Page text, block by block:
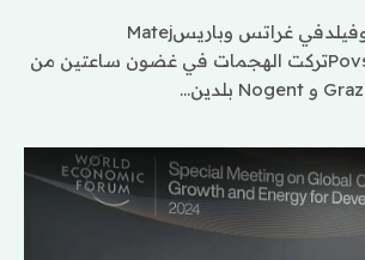
بيثاني بيل وهيو شوفيلدفي غراتس وباريسMatej
Povse/Getty Imagesتركت الهجمات في غضون ساعتين من